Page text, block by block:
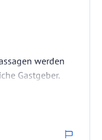
werden
Gastgeber.